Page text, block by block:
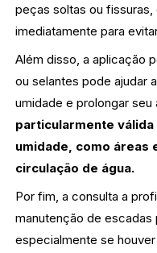
peças soltas ou
imediatamente para
Além disso, a aplicação
ou selantes pode ajudar
umidade e prolongar seu
particularmente
umidade, como áreas
circulação de água.
Por fim, a consulta a
manutenção de escadas
especialmente se